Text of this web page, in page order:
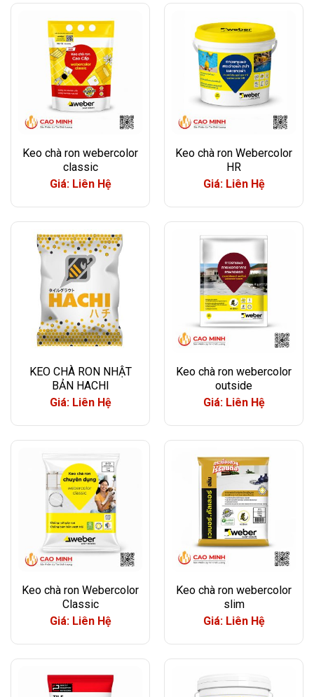
Keo chà ron webercolor
classic
Giá: Liên Hệ
Keo chà ron Webercolor
HR
Giá: Liên Hệ
KEO CHÀ RON NHẬT
BẢN HACHI
Giá: Liên Hệ
Keo chà ron webercolor
outside
Giá: Liên Hệ
Keo chà ron Webercolor
Classic
Giá: Liên Hệ
Keo chà ron webercolor
slim
Giá: Liên Hệ